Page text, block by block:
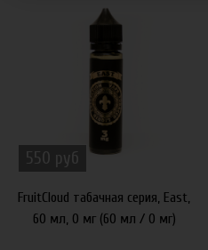
550 руб
FruitCloud табачная серия, East,
60 мл, 0 мг (60 мл / 0 мг)